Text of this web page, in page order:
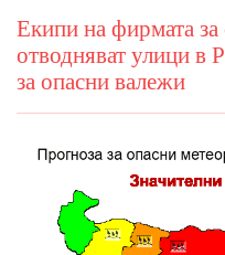
Екипи на фирмата
отводняват улици в
за опасни валежи